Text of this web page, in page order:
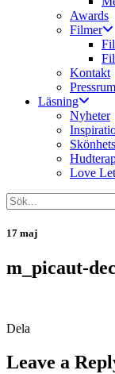
Awards
Filmer
Kontakt
Pressrum
Läsning
Nyheter
Love
17 maj
m_picaut-
Dela
Leave a